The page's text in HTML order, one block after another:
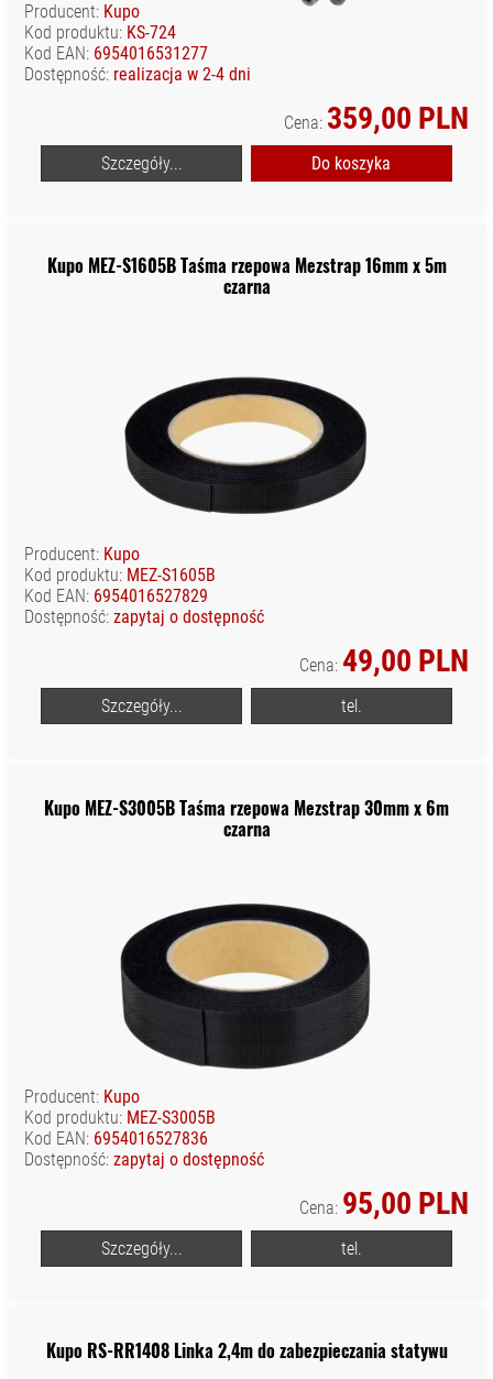
Producent: Kupo
Kod produktu: KS-724
Kod EAN: 6954016531277
Dostępność: realizacja w 2-4 dni
Cena: 359,00 PLN
Szczegóły... Do koszyka
Kupo MEZ-S1605B Taśma rzepowa Mezstrap 16mm x 5m
czarna
Producent: Kupo
Kod produktu: MEZ-S1605B
Kod EAN: 6954016527829
Dostępność: zapytaj o dostępność
Cena: 49,00 PLN
Szczegóły... tel.
Kupo MEZ-S3005B Taśma rzepowa Mezstrap 30mm x 6m
czarna
Producent: Kupo
Kod produktu: MEZ-S3005B
Kod EAN: 6954016527836
Dostępność: zapytaj o dostępność
Cena: 95,00 PLN
Szczegóły... tel.
Kupo RS-RR1408 Linka 2,4m do zabezpieczania statywu